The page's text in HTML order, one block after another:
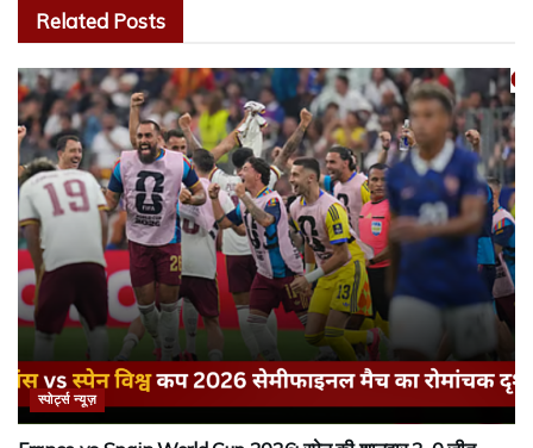
Related Posts
स्पोर्ट्स न्यूज़